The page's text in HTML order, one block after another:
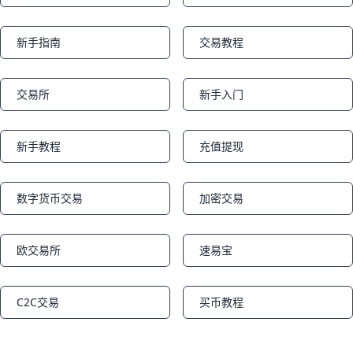
Notifications
新手指南 Notifications
交易教程
Notifications
交易所 Notifications
新手入门
Notifications
新手教程 Notifications
充值提现
Notifications
数字货币交易 Notifications
加密交易
Notifications
欧交易所 Notifications
速易宝
Notifications
C2C交易 Notifications
买币教程